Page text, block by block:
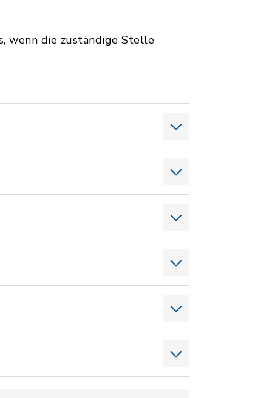
wenn die zuständige Stelle